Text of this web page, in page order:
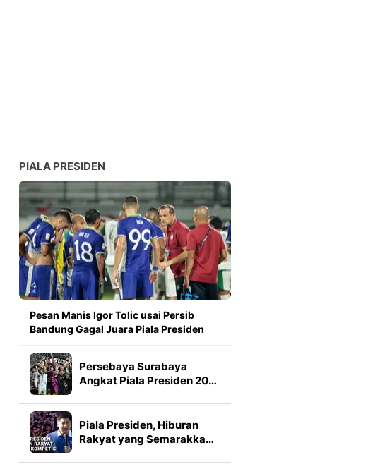
PIALA PRESIDEN
Pesan Manis Igor Tolic usai Persib
Bandung Gagal Juara Piala Presiden
Persebaya Surabaya
Angkat Piala Presiden 20…
Piala Presiden, Hiburan
Rakyat yang Semarakka…